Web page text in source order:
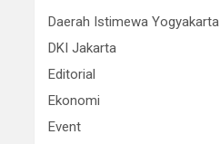
Daerah Istimewa Yogyakarta
DKI Jakarta
Editorial
Ekonomi
Event